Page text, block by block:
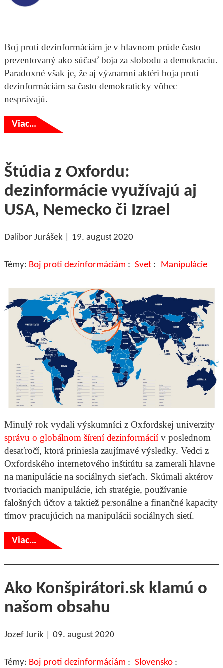
Boj proti dezinformáciám je v hlavnom prúde často
prezentovaný ako súčasť boja za slobodu a demokraciu.
Paradoxné však je, že aj významní aktéri boja proti
dezinformáciám sa často demokraticky vôbec
nesprávajú.
Viac…
Štúdia z Oxfordu:
dezinformácie využívajú aj
USA, Nemecko či Izrael
Dalibor Jurášek 19. august 2020
Boj proti dezinformáciám Svet Manipulácie
Minulý rok vydali výskumníci z Oxfordskej univerzity
správu o globálnom šírení dezinformáciív poslednom
desaťročí, ktorá priniesla zaujímavé výsledky. Vedci z
Oxfordského internetového inštitútu sa zamerali hlavne
na manipulácie na sociálnych sieťach. Skúmali aktérov
tvoriacich manipulácie, ich stratégie, používanie
falošných účtov a taktiež personálne a finančné kapacity
tímov pracujúcich na manipulácii sociálnych sietí.
Viac…
Ako Konšpirátori.sk klamú o
našom obsahu
Jozef Jurík 09. august 2020
Boj proti dezinformáciám
Slovensko